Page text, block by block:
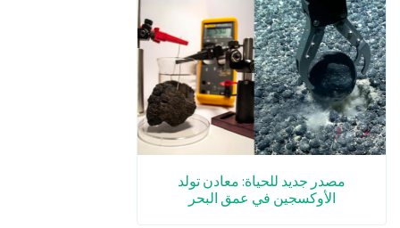
مصدر جديد للحياة: معادن تولد
الأوكسجين في عمق البحر